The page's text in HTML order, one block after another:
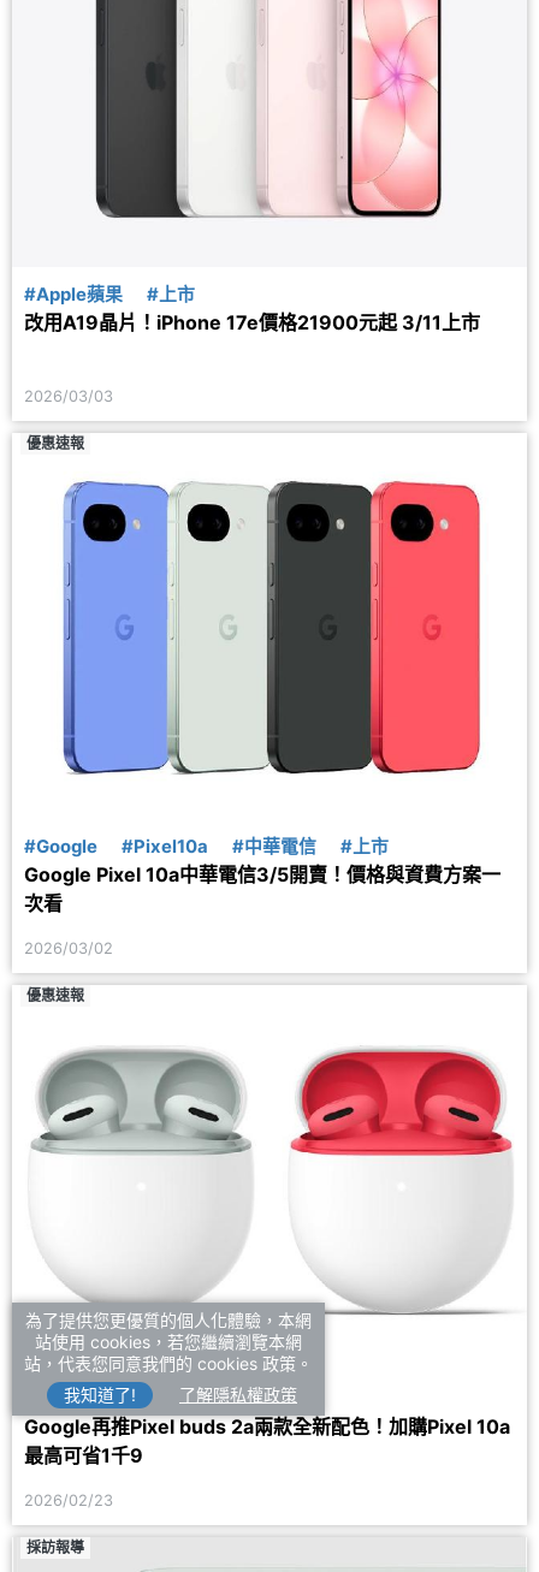
#Apple蘋果 #上市
改用A19晶片！iPhone 17e價格21900元起 3/11上市
2026/03/03
優惠速報
#Google #Pixel10a #中華電信 #上市
Google Pixel 10a中華電信3/5開賣！價格與資費方案一
次看
2026/03/02
優惠速報
#Google #上市
Google再推Pixel buds 2a兩款全新配色！加購Pixel 10a
最高可省1千9
2026/02/23
採訪報導
為了提供您更優質的個人化體驗，本網
站使用 cookies，若您繼續瀏覽本網
站，代表您同意我們的 cookies 政策。
我知道了!
了解隱私權政策